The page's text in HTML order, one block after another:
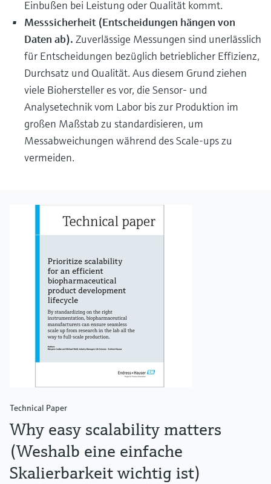
Einbußen bei Leistung oder Qualität kommt.
Messsicherheit (Entscheidungen hängen von
Daten ab). Zuverlässige Messungen sind unerlässlich
für Entscheidungen bezüglich betrieblicher Effizienz,
Durchsatz und Qualität. Aus diesem Grund ziehen
viele Biohersteller es vor, die Sensor- und
Analysetechnik vom Labor bis zur Produktion im
großen Maßstab zu standardisieren, um
Messabweichungen während des Scale-ups zu
vermeiden.
Technical Paper
Why easy scalability matters
(Weshalb eine einfache
Skalierbarkeit wichtig ist)